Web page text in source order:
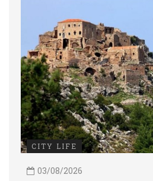
CITY LIFE
03/08/2026